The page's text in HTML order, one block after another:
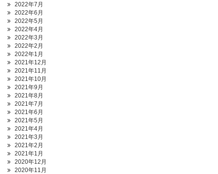
2022年7月
2022年6月
2022年5月
2022年4月
2022年3月
2022年2月
2022年1月
2021年12月
2021年11月
2021年10月
2021年9月
2021年8月
2021年7月
2021年6月
2021年5月
2021年4月
2021年3月
2021年2月
2021年1月
2020年12月
2020年11月